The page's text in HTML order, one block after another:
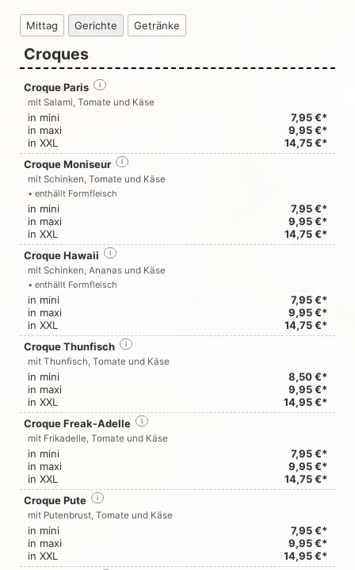
Mittag Gerichte Getränke
Croques
Croque Paris i
mit Salami, Tomate und Käse
in mini
7,95 €*
in maxi
9,95 €*
in XXL
14,75 €*
Croque Moniseur
i
mit Schinken, Tomate und Käse
• enthällt Formfleisch
in mini
7,95 €*
in maxi
9,95 €*
in XXL
14,75 €*
Croque Hawaii
i
mit Schinken, Ananas und Käse
• enthällt Formfleisch
in mini
7,95 €*
in maxi
9,95 €*
in XXL
14,75 €*
Croque Thunfisch
i
mit Thunfisch, Tomate und Käse
in mini
8,50 €*
in maxi
9,95 €*
in XXL
14,95 €*
Croque Freak-Adelle
i
mit Frikadelle, Tomate und Käse
in mini
7,95 €*
in maxi
9,95 €*
in XXL
14,75 €*
Croque Pute
i
mit Putenbrust, Tomate und Käse
in mini
7,95 €*
in maxi
9,95 €*
in XXL
14,95 €*